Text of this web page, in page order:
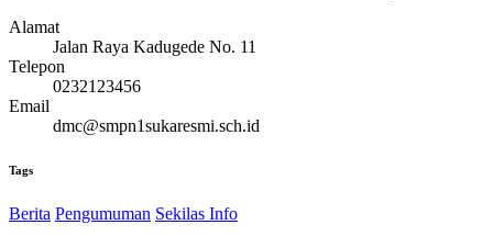
Alamat
Jalan Raya Kadugede No. 11
Telepon
0232123456
Email
dmc@smpn1sukaresmi.sch.id
Tags
Berita Pengumuman Sekilas Info